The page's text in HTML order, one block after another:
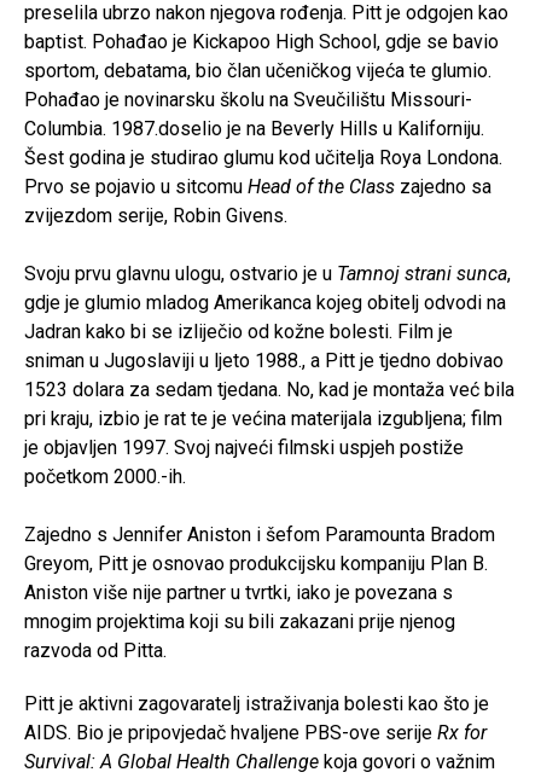
preselila ubrzo nakon njegova rođenja. Pitt je odgojen kao
baptist. Pohađao je Kickapoo High School, gdje se bavio
sportom, debatama, bio član učeničkog vijeća te glumio.
Pohađao je novinarsku školu na Sveučilištu Missouri-
Columbia. 1987.doselio je na Beverly Hills u Kaliforniju.
Šest godina je studirao glumu kod učitelja Roya Londona.
Prvo se pojavio u sitcomu Head of the Class zajedno sa
zvijezdom serije, Robin Givens.
Svoju prvu glavnu ulogu, ostvario je u Tamnoj strani sunca,
gdje je glumio mladog Amerikanca kojeg obitelj odvodi na
Jadran kako bi se izliječio od kožne bolesti. Film je
sniman u Jugoslaviji u ljeto 1988., a Pitt je tjedno dobivao
1523 dolara za sedam tjedana. No, kad je montaža već bila
pri kraju, izbio je rat te je većina materijala izgubljena; film
je objavljen 1997. Svoj najveći filmski uspjeh postiže
početkom 2000.-ih.
Zajedno s Jennifer Aniston i šefom Paramounta Bradom
Greyom, Pitt je osnovao produkcijsku kompaniju Plan B.
Aniston više nije partner u tvrtki, iako je povezana s
mnogim projektima koji su bili zakazani prije njenog
razvoda od Pitta.
Pitt je aktivni zagovaratelj istraživanja bolesti kao što je
AIDS. Bio je pripovjedač hvaljene PBS-ove serije Rx for
Survival: A Global Health Challenge koja govori o važnim